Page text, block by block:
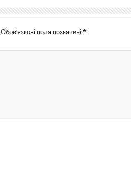
Обов’язкові поля позначені *